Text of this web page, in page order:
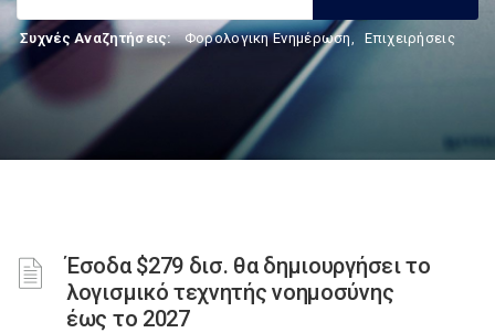
Συχνές Αναζητήσεις: Φορολογικη Ενημέρωση, Επιχειρήσεις
Έσοδα $279 δισ. θα δημιουργήσει το
λογισμικό τεχνητής νοημοσύνης
έως το 2027